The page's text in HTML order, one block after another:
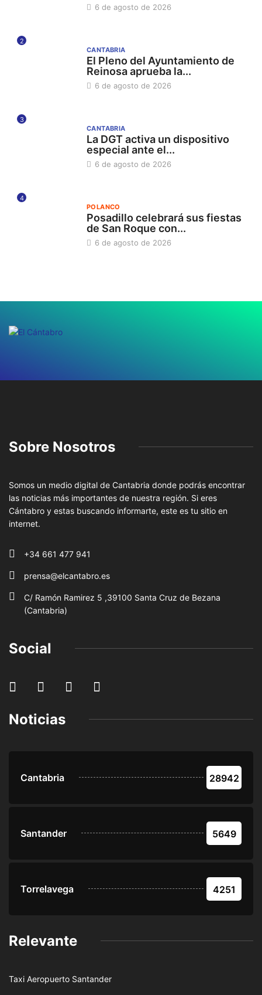
6 de agosto de 2026
2
CANTABRIA
El Pleno del Ayuntamiento de
Reinosa aprueba la...
6 de agosto de 2026
3
CANTABRIA
La DGT activa un dispositivo
especial ante el...
6 de agosto de 2026
4
POLANCO
Posadillo celebrará sus fiestas
de San Roque con...
6 de agosto de 2026
Sobre Nosotros
Somos un medio digital de Cantabria donde podrás encontrar
las noticias más importantes de nuestra región. Si eres
Cántabro y estas buscando informarte, este es tu sitio en
internet.
+34 661 477 941
prensa@elcantabro.es
C/ Ramón Ramirez 5 ,39100 Santa Cruz de Bezana
(Cantabria)
Social
Noticias
Cantabria 28942
Santander 5649
Torrelavega 4251
Relevante
Taxi Aeropuerto Santander